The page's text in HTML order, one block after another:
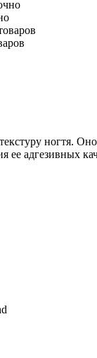
ногтя.
адгезивных